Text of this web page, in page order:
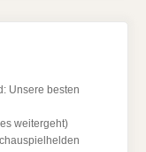
Unsere besten
weitergeht)